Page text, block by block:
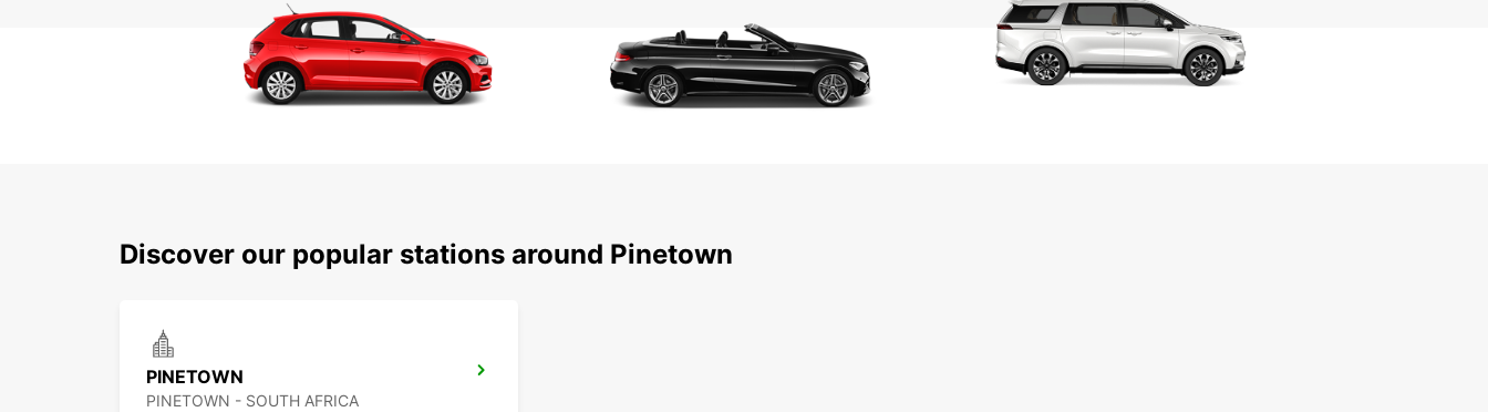
Discover our popular stations around Pinetown
PINETOWN
PINETOWN - SOUTH AFRICA